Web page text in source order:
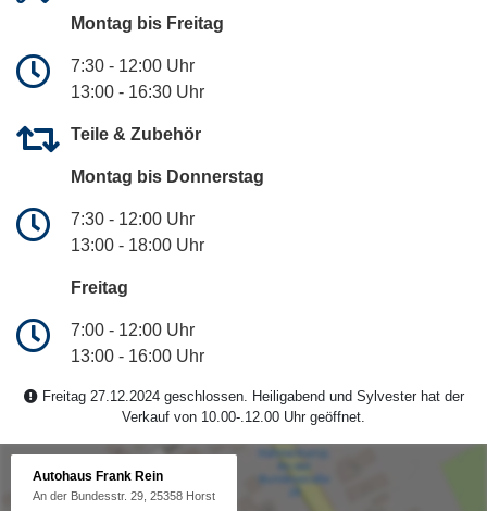
Montag bis Freitag
7:30 - 12:00 Uhr
13:00 - 16:30 Uhr
Teile & Zubehör
Montag bis Donnerstag
7:30 - 12:00 Uhr
13:00 - 18:00 Uhr
Freitag
7:00 - 12:00 Uhr
13:00 - 16:00 Uhr
Freitag 27.12.2024 geschlossen. Heiligabend und Sylvester hat der
Verkauf von 10.00-.12.00 Uhr geöffnet.
Autohaus Frank Rein
An der Bundesstr. 29, 25358 Horst